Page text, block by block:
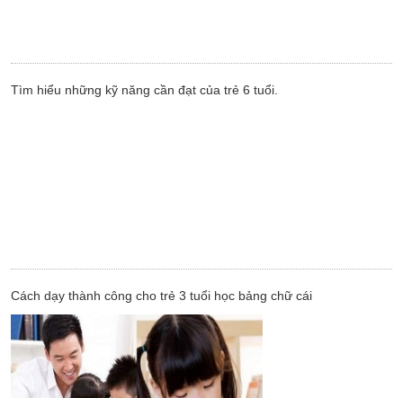
Tìm hiểu những kỹ năng cần đạt của trẻ 6 tuổi.
Cách dạy thành công cho trẻ 3 tuổi học bảng chữ cái